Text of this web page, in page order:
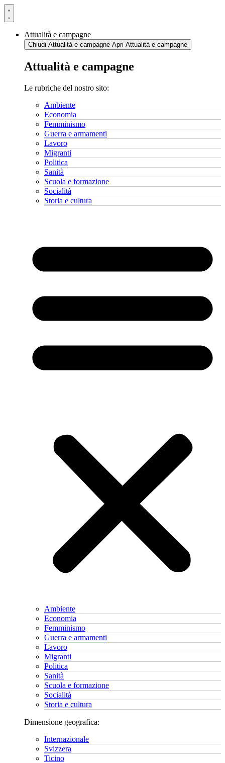
Vai
al
Attualità e campagne
Chiudi Attualità e campagne Apri Attualità e campagne
Attualità e campagne
Le rubriche del nostro sito:
Ambiente
Economia
Femminismo
Guerra e armamenti
Lavoro
Migranti
Politica
Sanità
Scuola e formazione
Socialità
Storia e cultura
Ambiente
Economia
Femminismo
Guerra e armamenti
Lavoro
Migranti
Politica
Sanità
Scuola e formazione
Socialità
Storia e cultura
Dimensione geografica:
Internazionale
Svizzera
Ticino